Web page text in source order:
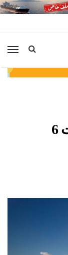
اكتشاف غاز ضخم باحتياطيات 6